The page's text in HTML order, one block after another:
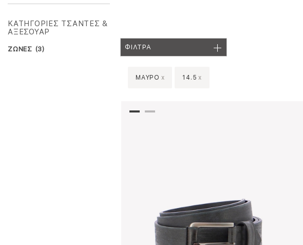
ΚΑΤΗΓΟΡΙΕΣ ΤΣΑΝΤΕΣ &
ΑΞΕΣΟΥΑΡ
ΖΩΝΕΣ (3) ΦΙΛΤΡΑ
ΜΑΥΡΟ x 14.5 x